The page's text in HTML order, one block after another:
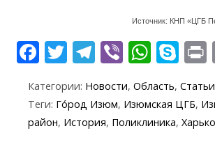
Источник: КНП «ЦГБ
F
e
b
T
itt
er
T
e
gr
Vi
er
W
at
s
S
y
p
t
Категории: Новости, Область, Статьи
Теги: Го́род Изюм, Изюмская ЦГБ,
район, История, Поликлиника,